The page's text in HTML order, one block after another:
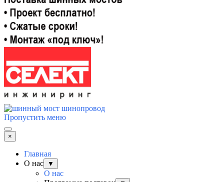
Пропустить меню
×
Главная
О нас
▼
О нас